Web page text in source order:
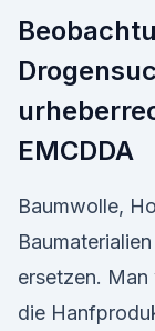
EMCDDA
Baumwolle,
ersetzen.
die